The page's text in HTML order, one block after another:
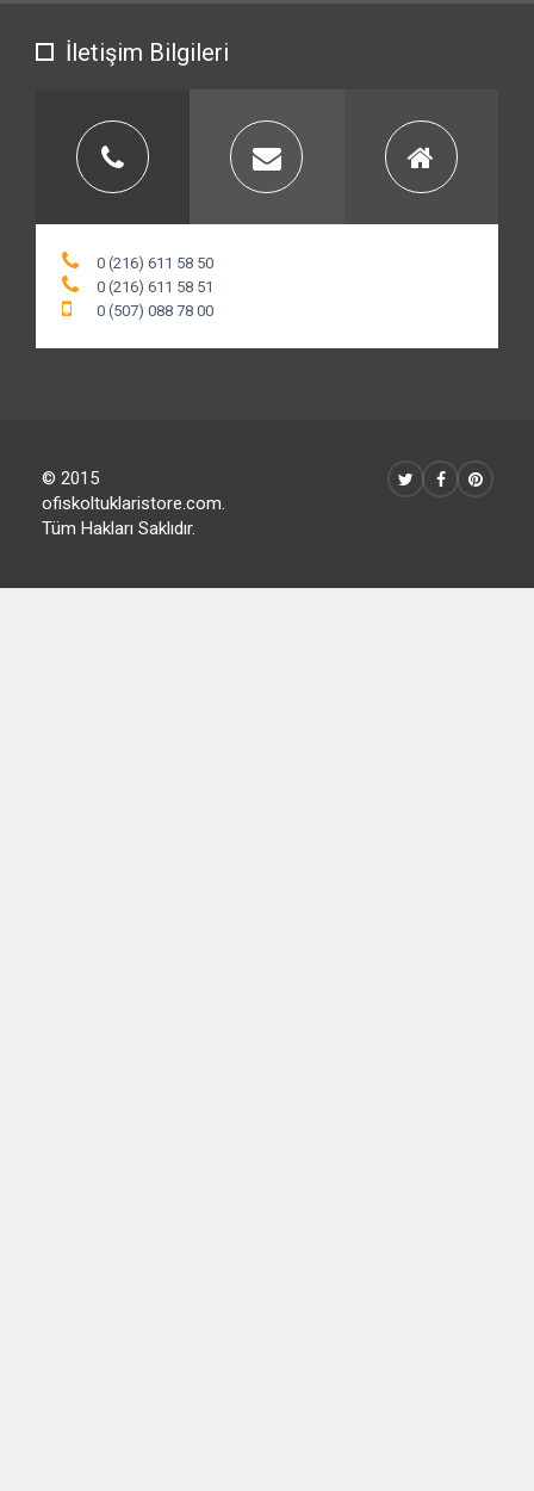
İletişim Bilgileri
0 (216) 611 58 50
0 (216) 611 58 51
© 2015
ofiskoltuklaristore.com.